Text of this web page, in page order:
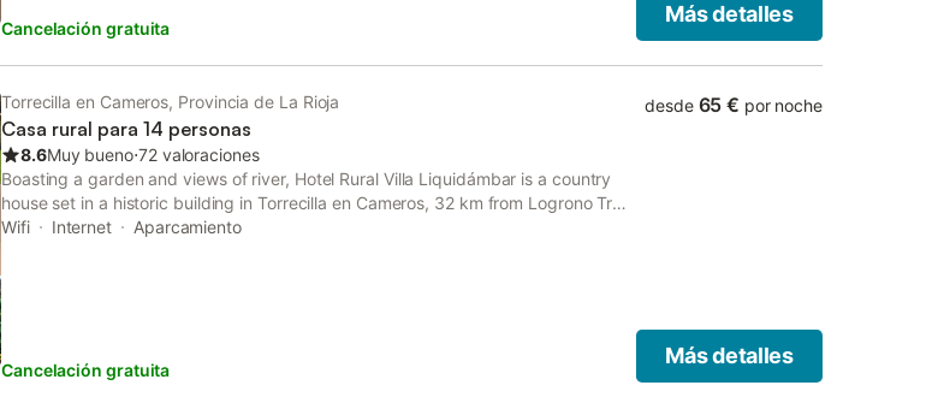
Cancelación gratuita
Más detalles
Torrecilla en Cameros, Provincia de La Rioja
Casa rural para 14 personas
8.6Muy bueno⋅72 valoraciones
Boasting a garden and views of river, Hotel Rural Villa Liquidámbar is a country
house set in a historic building in Torrecilla en Cameros, 32 km from Logrono Train
Station.
Wifi Internet Aparcamiento
Cancelación gratuita
desde 65 € por noche
Más detalles